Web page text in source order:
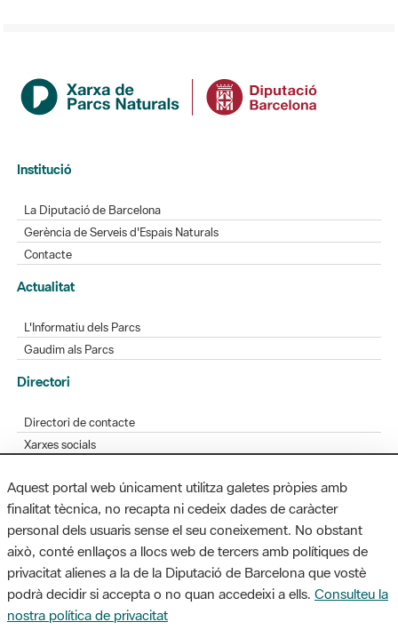
Institució
Gerència de Serveis d'Espais Naturals
Actualitat
L'Informatiu dels Parcs
Gaudim als Parcs
Directori de contacte
Xarxes socials
Bústia de suggeriments
Opineu sobre els parcs
MAPA WEB AVÍS LEGAL ACCESSIBILITAT
Diputació de Barcelona. Edifici Llacuna, 1a planta. Badajoz, 49. 08005
Barcelona. Tel. 934 022 428 / xarxaparcs@diba.cat
Aquest portal web únicament utilitza galetes pròpies amb
finalitat tècnica, no recapta ni cedeix dades de caràcter
personal dels usuaris sense el seu coneixement. No obstant
això, conté enllaços a llocs web de tercers amb polítiques de
privacitat alienes a la de la Diputació de Barcelona que vostè
podrà decidir si accepta o no quan accedeixi a ells. Consulteu la
nostra política de privacitat